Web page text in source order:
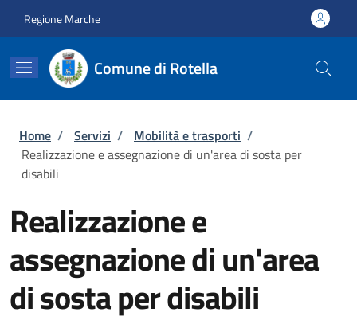
Regione Marche
Comune di Rotella
Briciole di pane
Home / Servizi / Mobilità e trasporti /
Realizzazione e assegnazione di un'area di sosta per
disabili
Realizzazione e
assegnazione di un'area
di sosta per disabili